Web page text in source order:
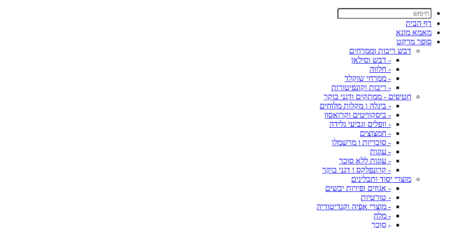
דף הבית
מאמא מונא
סופר מרקט
דבש ריבות וממרחים
- דבש וסילאן
- חלווה
- ממרחי שוקלד
- ריבות וקונפיטורות
חטיפים - ממתקים ודגני בוקר
- ביגלה ו מקלות מלוחים
- ביסקוויטים וקרואסון
- וופלים וגביעי גלידה
- חמצוצים
- סוכריות ו מרשמלו
- עוגות
- עוגות ללא סוכר
- קרונפלקס ו דגני בוקר
מוצרי יסוד ותבלינים
- אגוזים ופירות יבשים
- טורטיות
- מוצרי אפיה וקנדיטוריה
- מלח
- סוכר